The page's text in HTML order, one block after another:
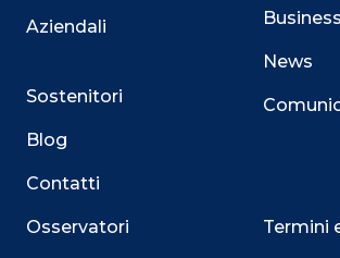
Aziendali
Sostenitori
Blog
Contatti
Osservatori
News
Termini